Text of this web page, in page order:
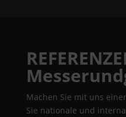
Machen Sie mit uns
Sie nationale und